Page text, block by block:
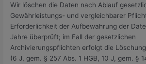
Wir löschen die Daten nach Ablauf
Gewährleistungs- und vergleichbarer
Erforderlichkeit der Aufbewahrung der
Jahre überprüft; im Fall der gesetzlichen
Archivierungspflichten erfolgt die
(6 J, gem. § 257 Abs. 1 HGB, 10 J, gem. §